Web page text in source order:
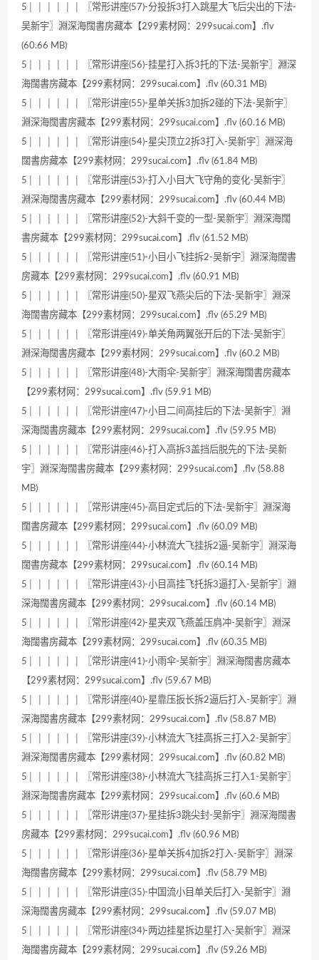
5│ │ │ │ │ │ 〖常形讲座(57)-分投拆3打入跳星大飞后尖出的下法-
吴新宇〗淵深海闊書房藏本【299素材网：299sucai.com】.flv
(60.66 MB)
5│ │ │ │ │ │ 〖常形讲座(56)-挂星打入拆3托的下法-吴新宇〗淵深
海闊書房藏本【299素材网：299sucai.com】.flv (60.31 MB)
5│ │ │ │ │ │ 〖常形讲座(55)-星单关拆3加拆2碰的下法-吴新宇〗
淵深海闊書房藏本【299素材网：299sucai.com】.flv (60.16 MB)
5│ │ │ │ │ │ 〖常形讲座(54)-星尖顶立2拆3打入-吴新宇〗淵深海
闊書房藏本【299素材网：299sucai.com】.flv (61.84 MB)
5│ │ │ │ │ │ 〖常形讲座(53)-打入小目大飞守角的变化-吴新宇〗
淵深海闊書房藏本【299素材网：299sucai.com】.flv (60.44 MB)
5│ │ │ │ │ │ 〖常形讲座(52)-大斜千变的一型-吴新宇〗淵深海闊
書房藏本【299素材网：299sucai.com】.flv (61.52 MB)
5│ │ │ │ │ │ 〖常形讲座(51)-小目小飞挂拆2-吴新宇〗淵深海闊書
房藏本【299素材网：299sucai.com】.flv (60.91 MB)
5│ │ │ │ │ │ 〖常形讲座(50)-星双飞燕尖后的下法-吴新宇〗淵深
海闊書房藏本【299素材网：299sucai.com】.flv (65.29 MB)
5│ │ │ │ │ │ 〖常形讲座(49)-单关角两翼张开后的下法-吴新宇〗
淵深海闊書房藏本【299素材网：299sucai.com】.flv (60.2 MB)
5│ │ │ │ │ │ 〖常形讲座(48)-大雨伞-吴新宇〗淵深海闊書房藏本
【299素材网：299sucai.com】.flv (59.91 MB)
5│ │ │ │ │ │ 〖常形讲座(47)-小目二间高挂后的下法-吴新宇〗淵
深海闊書房藏本【299素材网：299sucai.com】.flv (59.95 MB)
5│ │ │ │ │ │ 〖常形讲座(46)-打入高拆3盖挡后脱先的下法-吴新
宇〗淵深海闊書房藏本【299素材网：299sucai.com】.flv (58.88
MB)
5│ │ │ │ │ │ 〖常形讲座(45)-高目定式后的下法-吴新宇〗淵深海
闊書房藏本【299素材网：299sucai.com】.flv (60.09 MB)
5│ │ │ │ │ │ 〖常形讲座(44)-小林流大飞挂拆2逼-吴新宇〗淵深海
闊書房藏本【299素材网：299sucai.com】.flv (60.14 MB)
5│ │ │ │ │ │ 〖常形讲座(43)-小目高挂飞托拆3逼打入-吴新宇〗淵
深海闊書房藏本【299素材网：299sucai.com】.flv (60.14 MB)
5│ │ │ │ │ │ 〖常形讲座(42)-星夹双飞燕盖压肩冲-吴新宇〗淵深
海闊書房藏本【299素材网：299sucai.com】.flv (60.35 MB)
5│ │ │ │ │ │ 〖常形讲座(41)-小雨伞-吴新宇〗淵深海闊書房藏本
【299素材网：299sucai.com】.flv (59.67 MB)
5│ │ │ │ │ │ 〖常形讲座(40)-星靠压扳长拆2逼后打入-吴新宇〗淵
深海闊書房藏本【299素材网：299sucai.com】.flv (58.87 MB)
5│ │ │ │ │ │ 〖常形讲座(39)-小林流大飞挂高拆三打入2-吴新宇〗
淵深海闊書房藏本【299素材网：299sucai.com】.flv (60.82 MB)
5│ │ │ │ │ │ 〖常形讲座(38)-小林流大飞挂高拆三打入1-吴新宇〗
淵深海闊書房藏本【299素材网：299sucai.com】.flv (60.6 MB)
5│ │ │ │ │ │ 〖常形讲座(37)-星挂拆3跳尖封-吴新宇〗淵深海闊書
房藏本【299素材网：299sucai.com】.flv (60.96 MB)
5│ │ │ │ │ │ 〖常形讲座(36)-星单关拆4加拆2打入-吴新宇〗淵深
海闊書房藏本【299素材网：299sucai.com】.flv (58.79 MB)
5│ │ │ │ │ │ 〖常形讲座(35)-中国流小目单关后打入-吴新宇〗淵
深海闊書房藏本【299素材网：299sucai.com】.flv (59.07 MB)
5│ │ │ │ │ │ 〖常形讲座(34)-两边挂星拆边星打入-吴新宇〗淵深
海闊書房藏本【299素材网：299sucai.com】.flv (59.26 MB)